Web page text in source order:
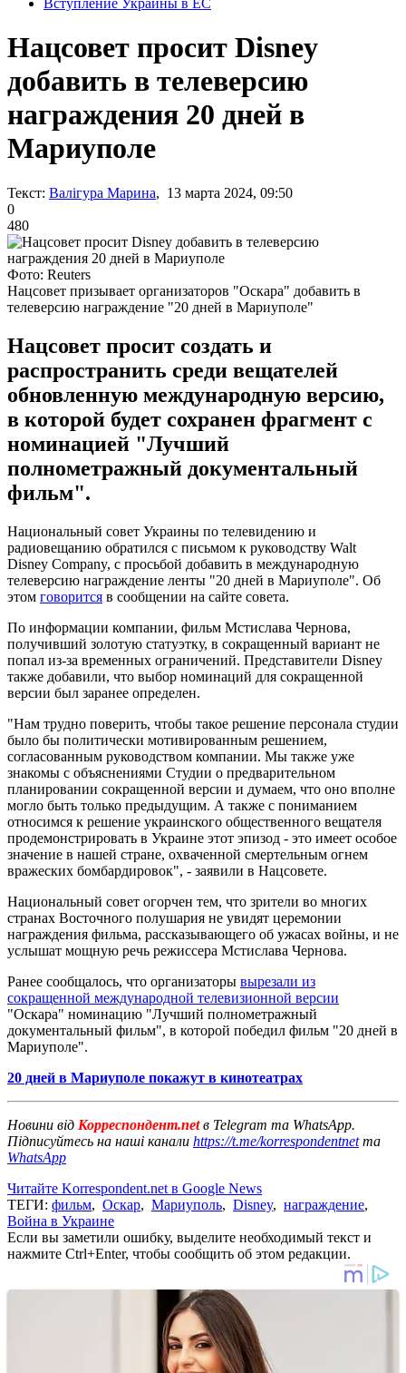
Вступление Украины в ЕС
Нацсовет просит Disney
добавить в телеверсию
награждения 20 дней в
Мариуполе
Текст: Валігура Марина, 13 марта 2024, 09:50
0
480
Фото: Reuters
Нацсовет призывает организаторов "Оскара" добавить в
телеверсию награждение "20 дней в Мариуполе"
Нацсовет просит создать и
распространить среди вещателей
обновленную международную версию,
в которой будет сохранен фрагмент с
номинацией "Лучший
полнометражный документальный
фильм".
Национальный совет Украины по телевидению и
радиовещанию обратился с письмом к руководству Walt
Disney Company, с просьбой добавить в международную
телеверсию награждение ленты "20 дней в Мариуполе". Об
этом говорится в сообщении на сайте совета.
По информации компании, фильм Мстислава Чернова,
получивший золотую статуэтку, в сокращенный вариант не
попал из-за временных ограничений. Представители Disney
также добавили, что выбор номинаций для сокращенной
версии был заранее определен.
"Нам трудно поверить, чтобы такое решение персонала студии
было бы политически мотивированным решением,
согласованным руководством компании. Мы также уже
знакомы с объяснениями Студии о предварительном
планировании сокращенной версии и думаем, что оно вполне
могло быть только предыдущим. А также с пониманием
относимся к решение украинского общественного вещателя
продемонстрировать в Украине этот эпизод - это имеет особое
значение в нашей стране, охваченной смертельным огнем
вражеских бомбардировок", - заявили в Нацсовете.
Национальный совет огорчен тем, что зрители во многих
странах Восточного полушария не увидят церемонии
награждения фильма, рассказывающего об ужасах войны, и не
услышат мощную речь режиссера Мстислава Чернова.
Ранее сообщалось, что организаторы вырезали из
сокращенной международной телевизионной версии
"Оскара" номинацию "Лучший полнометражный
документальный фильм", в которой победил фильм "20 дней в
Мариуполе".
20 дней в Мариуполе покажут в кинотеатрах
Новини від Корреспондент.netв Telegram та WhatsApp.
Підписуйтесь на наші канали https://t.me/korrespondentnetта
WhatsApp
Читайте Korrespondent.net в Google News
ТЕГИ: фильм, Оскар, Мариуполь, Disney, награждение,
Война в Украине
Если вы заметили ошибку, выделите необходимый текст и
нажмите Ctrl+Enter, чтобы сообщить об этом редакции.